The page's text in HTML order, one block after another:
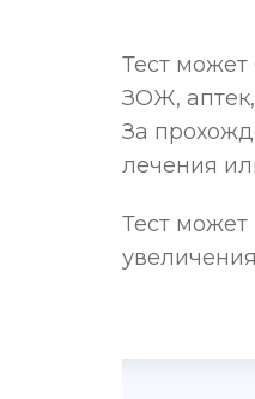
Тест может
ЗОЖ,
За
лечения
Тест может